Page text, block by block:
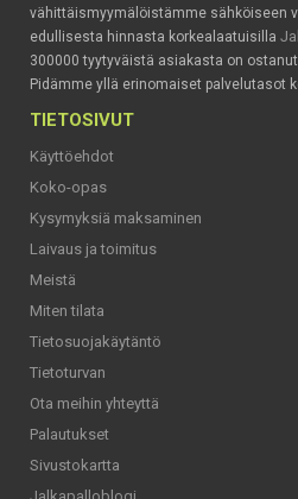
vähittäismyymälöistämme sähköiseen
edullisesta hinnasta korkealaatuisilla
300000 tyytyväistä asiakasta on
Pidämme yllä erinomaiset palvelutasot
TIETOSIVUT
Käyttöehdot
Koko-opas
Kysymyksiä maksaminen
Laivaus ja toimitus
Meistä
Miten tilata
Tietosuojakäytäntö
Tietoturvan
Ota meihin yhteyttä
Palautukset
Sivustokartta